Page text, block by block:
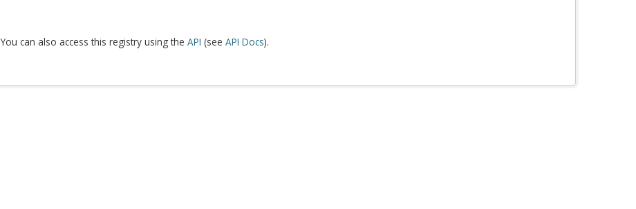
You can also access this registry using the API (see API Docs).